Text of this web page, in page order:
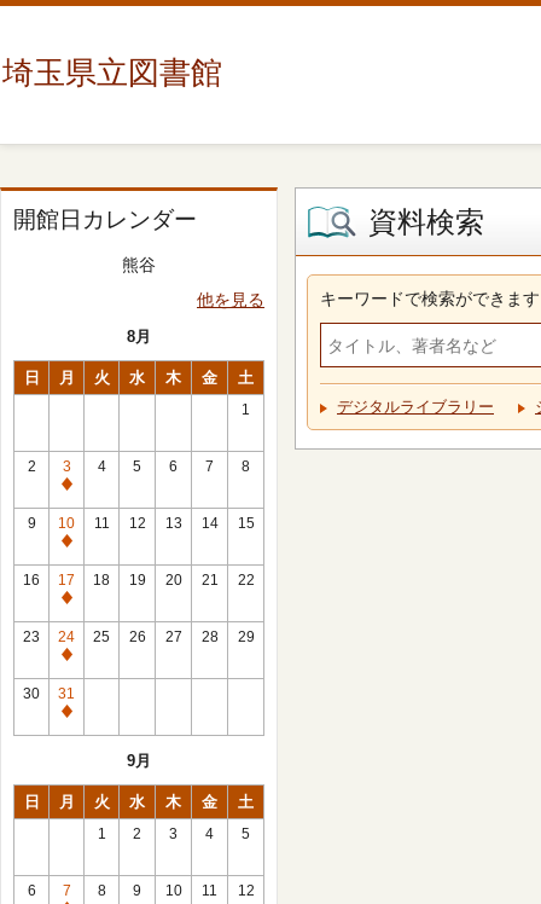
埼玉県立図書館
開館日カレンダー
熊谷
他を見る
8月
日 月 火 水 木 金 土
1
2
3
休
館
日
4 5 6 7 8
9
10
休
館
日
11 12 13 14 15
16
17
休
館
日
18 19 20 21 22
23
24
休
館
日
25 26 27 28 29
30
31
休
9月
日 月 火 水 木 金 土
1 2 3 4 5
6
7
8 9 10 11 12
資料検索
キーワードで検索ができます
デジタルライブラリー